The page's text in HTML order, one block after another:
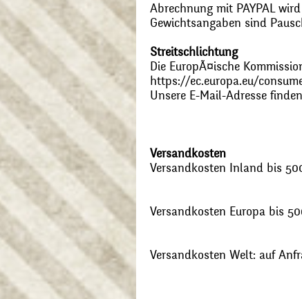
Abrechnung mit PAYPAL
Gewichtsangaben sind
Streitschlichtung
Die EuropÃ¤ische
https://ec.europa.eu/
Unsere E-Mail-Adresse
Versandkosten
Versandkosten Inland bis
Versandkosten Europa bis
Versandkosten Welt: auf